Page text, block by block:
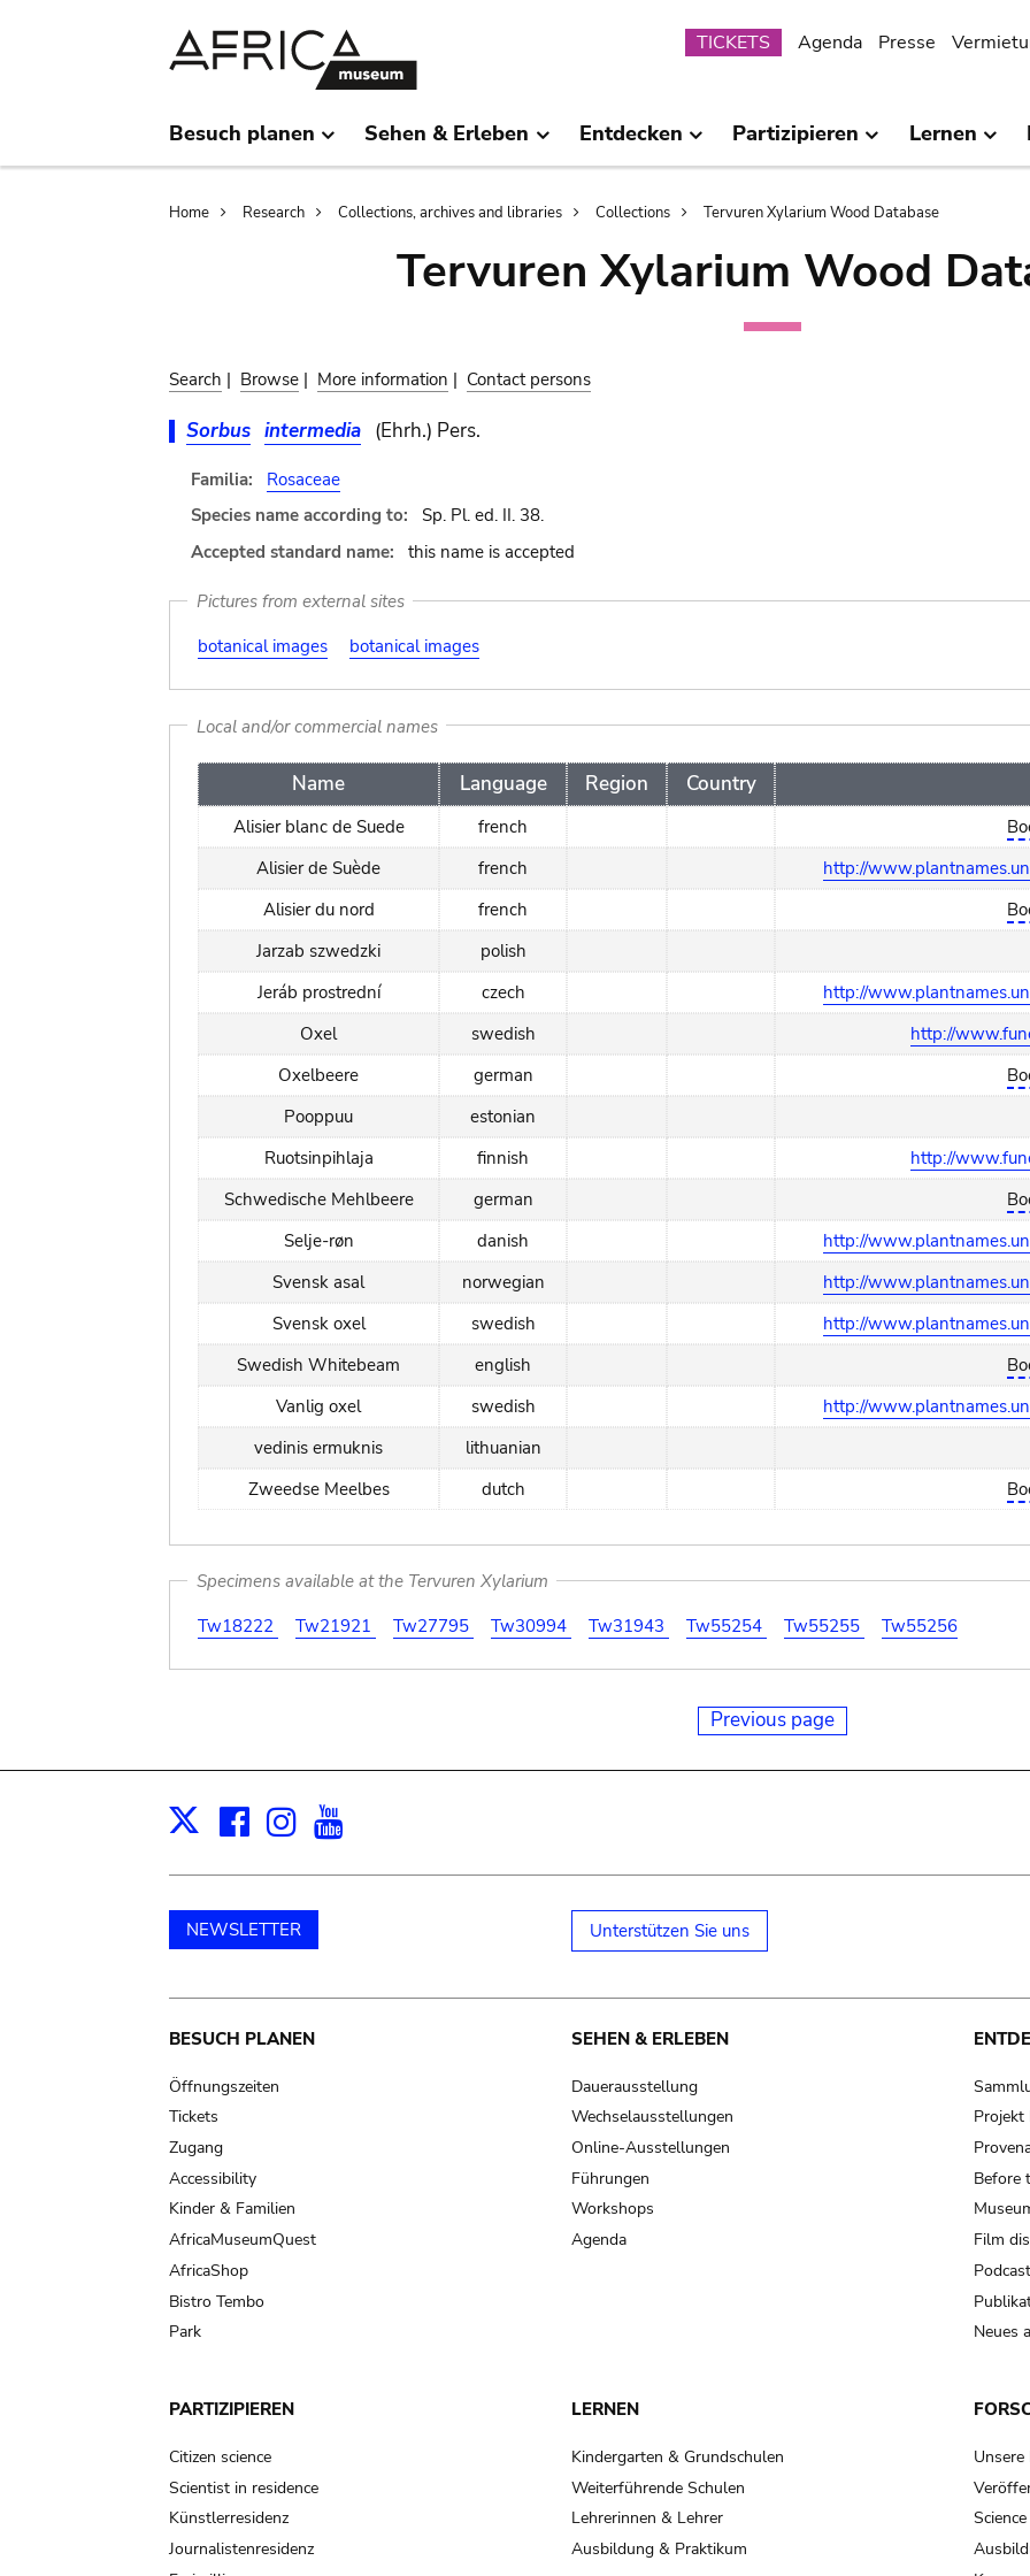
Submenu
TICKETS Agenda Presse
Besuch planen Sehen & Erleben Entdecken Partizipieren Lernen
Breadcrumb
Home Research Collections, archives and libraries Collections Tervuren Xylarium Wood Database
Tervuren Xylarium Wood
Search | Browse | More information | Contact persons
Sorbus intermedia (Ehrh.) Pers.
Familia:
Rosaceae
Species name according to:
Sp. Pl. ed. II. 38.
Accepted standard name:
this name is accepted
Pictures from external sites
botanical images
botanical images
Local and/or commercial names
Name Language Region Country
Alisier blanc de Suede french
Alisier de Suède
french
http://
Alisier du nord
french
Jarzab szwedzki
polish
Jeráb prostrední
czech
http://
Oxel
swedish
http://
Oxelbeere
german
Pooppuu
estonian
Ruotsinpihlaja
finnish
http://
Schwedische Mehlbeere
german
Selje-røn
danish
http://
Svensk asal
norwegian
http://
Svensk oxel
swedish
http://
Swedish Whitebeam
english
Vanlig oxel
swedish
http://
vedinis ermuknis
lithuanian
Zweedse Meelbes
dutch
Specimens available at the Tervuren Xylarium
Tw18222
Tw21921 Tw27795 Tw30994 Tw31943 Tw55254 Tw55255 Tw55256
Previous page
X Facebook
Instagram
NEWSLETTER Unterstützen Sie uns
Main
navigation
BESUCH PLANEN
Öffnungszeiten
Tickets
Zugang
Accessibility
Kinder & Familien
AfricaMuseumQuest
AfricaShop
Bistro Tembo
Park
SEHEN & ERLEBEN
Dauerausstellung
Wechselausstellungen
Online-Ausstellungen
Führungen
Workshops
Agenda
Projekt
Before
Film
Neues
PARTIZIPIEREN
Citizen science
Scientist in residence
Künstlerresidenz
Journalistenresidenz
LERNEN
Kindergarten & Grundschulen
Weiterführende Schulen
Lehrerinnen & Lehrer
Ausbildung & Praktikum